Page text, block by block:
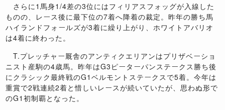
さらに 1 馬身1/4差の3位にはフィリアスフォッグが入線した
ものの、レース後に最下位の7着へ降着の裁定。昨年の勝ち馬
ハイランドフォールズが3着に繰り上がり、ホワイトアバリオ
は4着に終わった。
T.プレッチャー厩舎のアンティクエリアンはプリザベーショ
ニスト産駒の4歳馬。昨年はG3 ピーターパンステークス勝ち後
にクラシック最終戦のG1ベルモントステークスで5着。今年は
重賞で2戦連続2着と惜しいレースが続いていたが、思わぬ形で
のG1初制覇となった。